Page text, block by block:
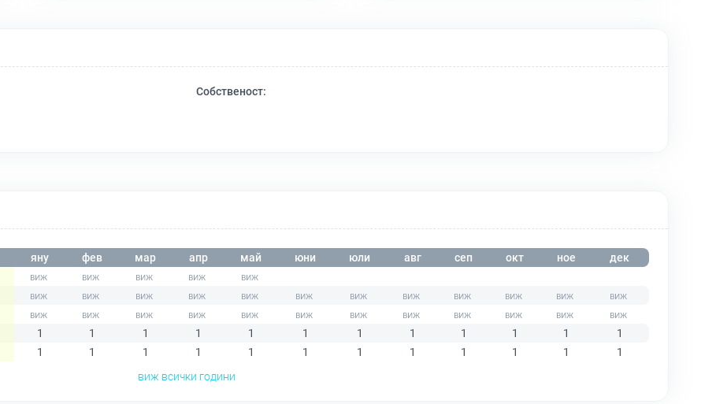
Собственост:
яну фев мар апр май юни юли авг сеп окт ное
дек
1 1 1 1 1 1 1 1 1 1 1
1
1 1 1 1 1 1 1 1 1 1 1
1
виж всички години